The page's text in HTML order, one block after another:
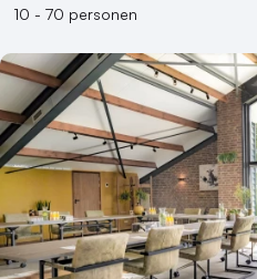
10 - 70 personen